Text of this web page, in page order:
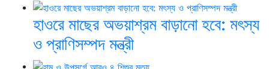
হাওরে মাছের অভয়াশ্রম বাড়ানো হবে: মৎস্য
ও প্রাণিসম্পদ মন্ত্রী